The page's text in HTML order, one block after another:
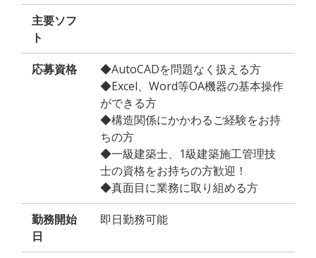
主要ソフ
ト
応募資格
◆AutoCADを問題なく扱える方
◆Excel、Word等OA機器の基本操作
ができる方
◆構造関係にかかわるご経験をお持
ちの方
◆一級建築士、1級建築施工管理技
士の資格をお持ちの方歓迎！
◆真面目に業務に取り組める方
勤務開始
日
即日勤務可能